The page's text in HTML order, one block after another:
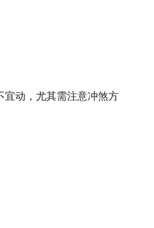
宜动，尤其需注意冲煞方